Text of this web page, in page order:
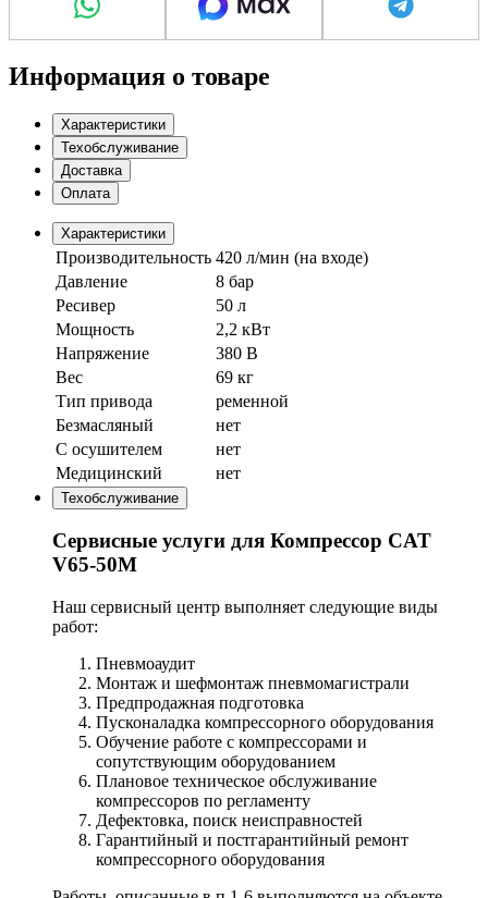
Информация о товаре
Характеристики
Техобслуживание
Доставка
Оплата
Характеристики
Производительность 420 л/мин (на входе)
Давление
8 бар
Ресивер
50 л
Мощность
2,2 кВт
Напряжение
380 В
Вес
69 кг
Тип привода
ременной
Безмасляный
нет
С осушителем
нет
Медицинский
нет
Техобслуживание
Сервисные услуги для Компрессор CAT
V65-50M
Наш сервисный центр выполняет следующие виды
работ:
Пневмоаудит
Монтаж и шефмонтаж пневмомагистрали
Предпродажная подготовка
Пусконаладка компрессорного оборудования
Обучение работе с компрессорами и
сопутствующим оборудованием
Плановое техническое обслуживание
компрессоров по регламенту
Дефектовка, поиск неисправностей
Гарантийный и постгарантийный ремонт
компрессорного оборудования